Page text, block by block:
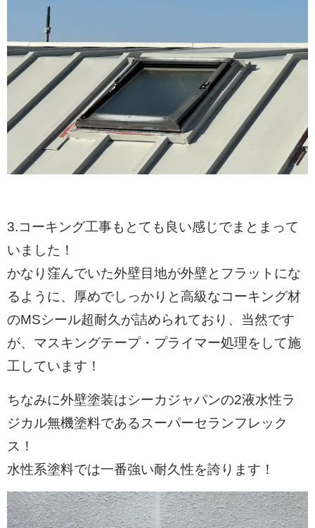
3.コーキング工事もとても良い感じでまとまって
いました！
かなり窪んでいた外壁目地が外壁とフラットにな
るように、厚めでしっかりと高級なコーキング材
のMSシール超耐久が詰められており、当然です
が、マスキングテープ・プライマー処理をして施
工しています！
ちなみに外壁塗装はシーカジャパンの2液水性ラ
ジカル無機塗料であるスーパーセランフレック
ス！
水性系塗料では一番強い耐久性を誇ります！